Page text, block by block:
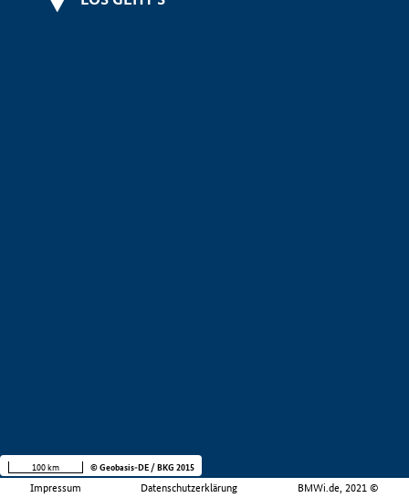
Impressum Datenschutzerklärung BMWi.de, 2021 ©
100 km © Geobasis-DE / BKG 2015